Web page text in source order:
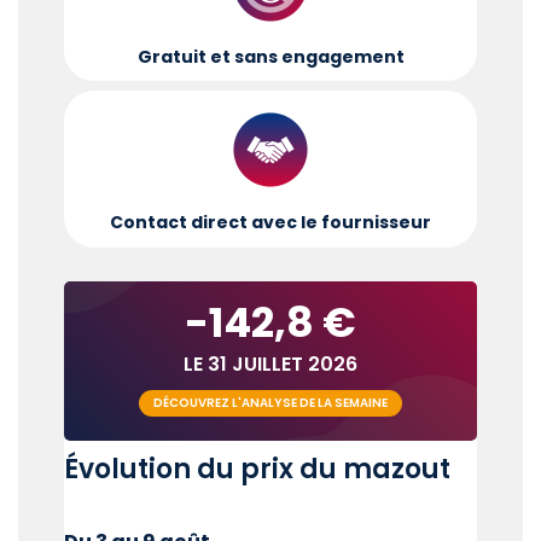
Gratuit et sans engagement
Contact direct avec le fournisseur
-142,8 €
LE 31 JUILLET 2026
DÉCOUVREZ L'ANALYSE DE LA SEMAINE
Évolution du prix du mazout